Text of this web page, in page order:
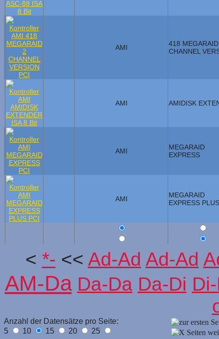
AMI
418
CHANNEL
AMI AMIDISK
AMI
MEGARAID
EXPRESS
AMI
MEGARAID
EXPRESS PLUS
< *- << Ad-Ad Ad-Ad
AM-Da Da-Da Da-Di
Anzahl der Datensätze pro Seite:
5
10 15 20 25